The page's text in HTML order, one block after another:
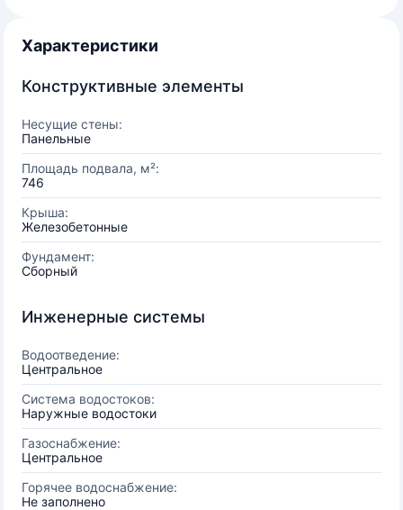
Характеристики
Конструктивные элементы
Несущие стены:
Панельные
Площадь подвала, м²:
746
Крыша:
Железобетонные
Фундамент:
Сборный
Инженерные системы
Водоотведение:
Центральное
Система водостоков:
Наружные водостоки
Газоснабжение:
Центральное
Горячее водоснабжение:
Не заполнено